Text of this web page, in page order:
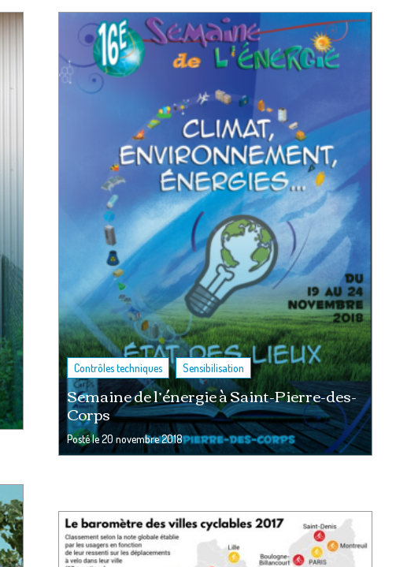
Contrôles techniques , Sensibilisation
Semaine de l’énergie à Saint-Pierre-des-
Corps
Posté le20 novembre 2018